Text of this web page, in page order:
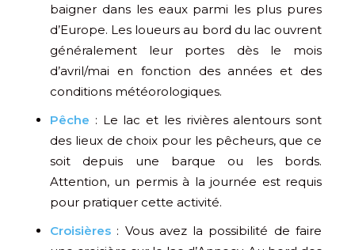
baigner dans les eaux parmi les plus pures
d’Europe. Les loueurs au bord du lac ouvrent
généralement leur portes dès le mois
d’avril/mai en fonction des années et des
conditions météorologiques.
Pêche : Le lac et les rivières alentours sont
des lieux de choix pour les pêcheurs, que ce
soit depuis une barque ou les bords.
Attention, un permis à la journée est requis
pour pratiquer cette activité.
Croisières : Vous avez la possibilité de faire